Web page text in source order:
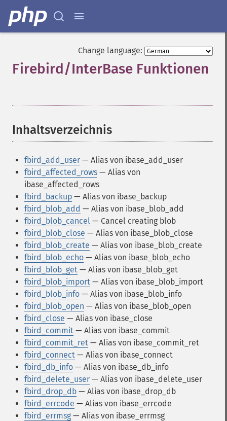
Change language:
Firebird/InterBase Funktionen
Inhaltsverzeichnis
fbird_add_user — Alias von ibase_add_user
fbird_affected_rows — Alias von
ibase_affected_rows
fbird_backup — Alias von ibase_backup
fbird_blob_add — Alias von ibase_blob_add
fbird_blob_cancel — Cancel creating blob
fbird_blob_close — Alias von ibase_blob_close
fbird_blob_create — Alias von ibase_blob_create
fbird_blob_echo — Alias von ibase_blob_echo
fbird_blob_get — Alias von ibase_blob_get
fbird_blob_import — Alias von ibase_blob_import
fbird_blob_info — Alias von ibase_blob_info
fbird_blob_open — Alias von ibase_blob_open
fbird_close — Alias von ibase_close
fbird_commit — Alias von ibase_commit
fbird_commit_ret — Alias von ibase_commit_ret
fbird_connect — Alias von ibase_connect
fbird_db_info — Alias von ibase_db_info
fbird_delete_user — Alias von ibase_delete_user
fbird_drop_db — Alias von ibase_drop_db
fbird_errcode — Alias von ibase_errcode
fbird_errmsg — Alias von ibase_errmsg